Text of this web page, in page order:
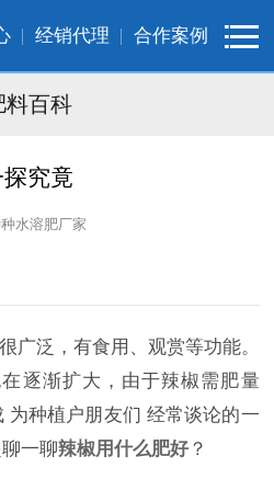
经销代理 合作案例
料百科
究竟
水溶肥厂家
广泛， 有食用 、 观赏等功能。
逐渐扩大，由于辣椒需肥量
为种植户朋友们 经常谈论的一
一聊辣椒用什么肥好？